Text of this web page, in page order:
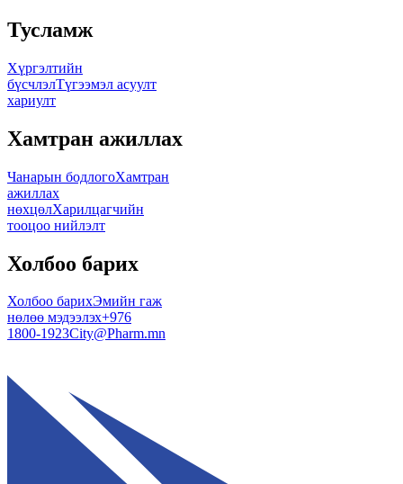
Тусламж
Хүргэлтийн
бүсчлэлТүгээмэл асуулт
хариулт
Хамтран ажиллах
Чанарын бодлогоХамтран
ажиллах
нөхцөлХарилцагчийн
тооцоо нийлэлт
Холбоо барих
Холбоо барихЭмийн гаж
нөлөө мэдээлэх+976
1800-1923City@Pharm.mn